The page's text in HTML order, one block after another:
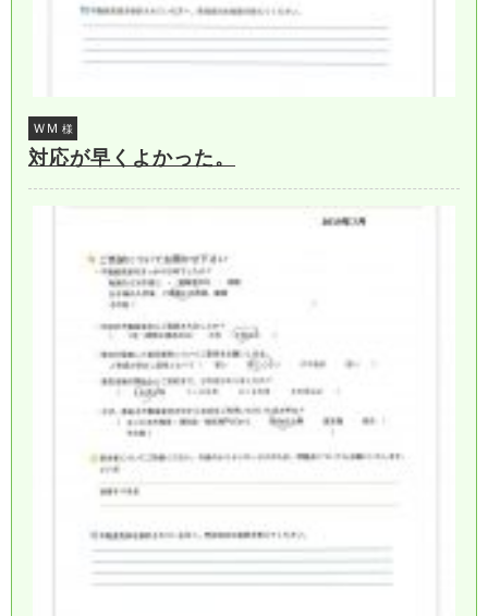
ＷＭ 様
対応が早くよかった。